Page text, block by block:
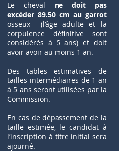
Le cheval ne doit pas
excéder 89.50 cm au garrot
osseux (l’âge adulte et la
corpulence définitive sont
considérés à 5 ans) et doit
avoir avoir au moins 1 an.
Des tables estimatives de
tailles intermédiaires de 1 an
à 5 ans seront utilisées par la
Commission.
En cas de dépassement de la
taille estimée, le candidat à
l’inscription à titre initial sera
ajourné.